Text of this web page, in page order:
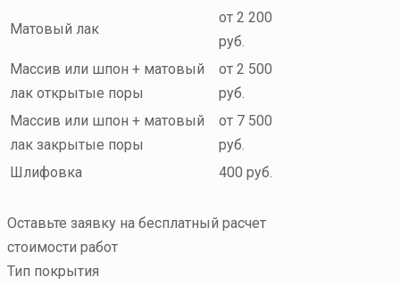
Матовый лак
от 2 200
руб.
Массив или шпон + матовый
лак открытые поры
от 2 500
руб.
Массив или шпон + матовый
лак закрытые поры
от 7 500
руб.
Шлифовка
400 руб.
Оставьте заявку на бесплатный расчет
стоимости работ
Тип покрытия